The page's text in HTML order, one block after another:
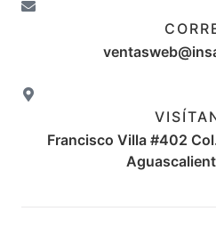
Francisco Villa #402